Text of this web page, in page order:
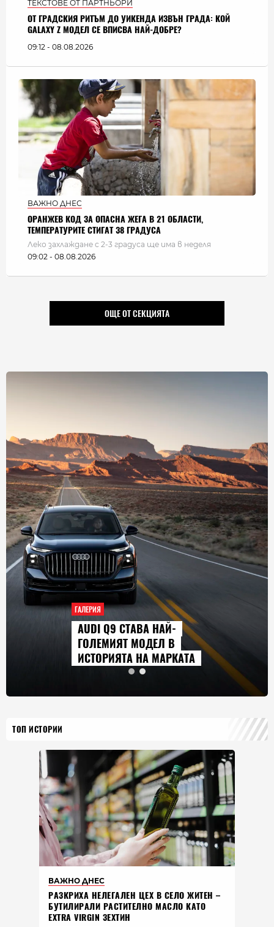
ТЕКСТОВЕ ОТ ПАРТНЬОРИ
ОТ ГРАДСКИЯ РИТЪМ ДО УИКЕНДА ИЗВЪН ГРАДА: КОЙ
GALAXY Z МОДЕЛ СЕ ВПИСВА НАЙ-ДОБРЕ?
09:12 - 08.08.2026
ВАЖНО ДНЕС
ОРАНЖЕВ КОД ЗА ОПАСНА ЖЕГА В 21 ОБЛАСТИ,
ТЕМПЕРАТУРИТЕ СТИГАТ 38 ГРАДУСА
Леко захлаждане с 2-3 градуса ще има в неделя
09:02 - 08.08.2026
ОЩЕ ОТ СЕКЦИЯТА
ГАЛЕРИЯ
AUDI Q9 СТАВА НАЙ-
ГОЛЕМИЯТ МОДЕЛ В
ИСТОРИЯТА НА МАРКАТА
ТОП ИСТОРИИ
ВАЖНО ДНЕС
РАЗКРИХА НЕЛЕГАЛЕН ЦЕХ В СЕЛО ЖИТЕН –
БУТИЛИРАЛИ РАСТИТЕЛНО МАСЛО КАТО
EXTRA VIRGIN ЗЕХТИН